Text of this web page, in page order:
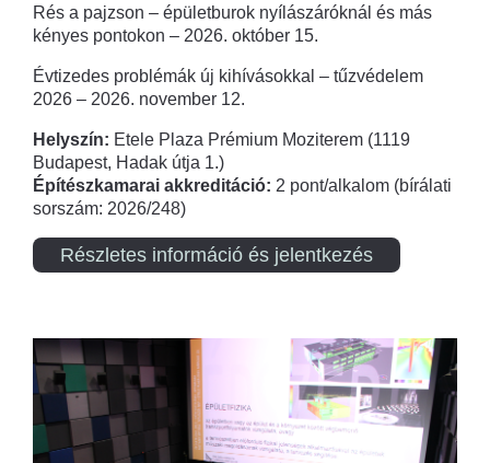
Rés a pajzson – épületburok nyílászáróknál és más
kényes pontokon – 2026. október 15.
Évtizedes problémák új kihívásokkal – tűzvédelem
2026 – 2026. november 12.
Helyszín: Etele Plaza Prémium Moziterem (1119
Budapest, Hadak útja 1.)
Építészkamarai akkreditáció: 2 pont/alkalom (bírálati
sorszám: 2026/248)
Részletes információ és jelentkezés